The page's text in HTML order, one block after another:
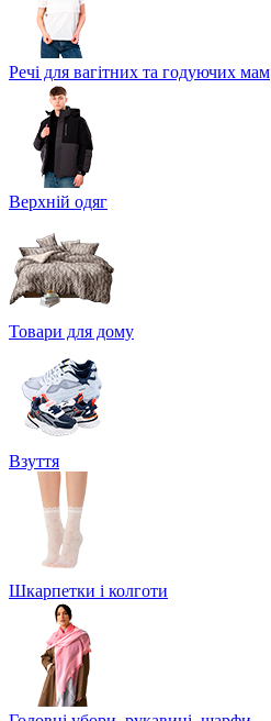
Речі для вагітних та годуючих мам
Верхній одяг
Товари для дому
Взуття
Шкарпетки і колготи